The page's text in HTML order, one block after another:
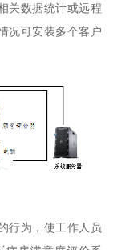
关数据统计或远程
况可安装多个客户
行为，使工作人员